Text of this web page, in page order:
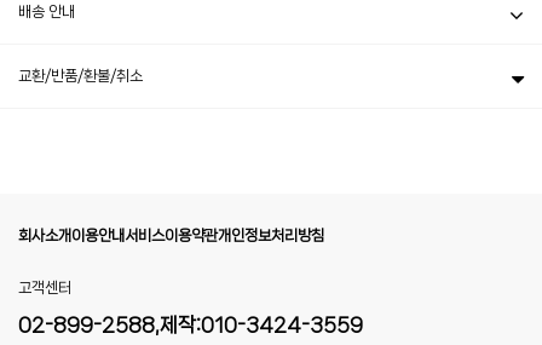
배송 안내
교환/반품/환불/취소
회사소개 이용안내서비스이용약관개인정보처리방침
고객센터
02-899-2588,제작:010-3424-3559